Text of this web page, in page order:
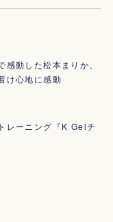
動した松本まりか、
け心地に感動
レーニング『K Gelチ